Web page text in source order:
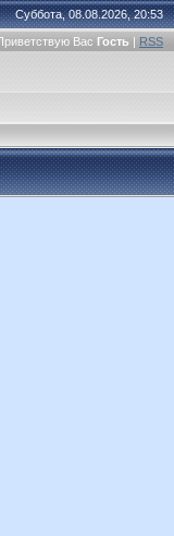
Суббота, 08.08.2026, 20:53
Вас Гость | RSS